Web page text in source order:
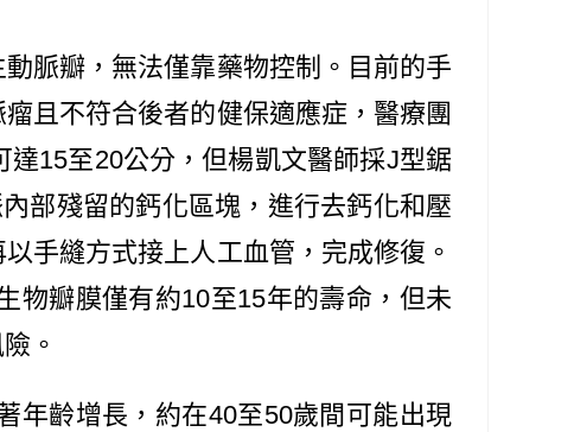
脈瓣，無法僅靠藥物控制。目前的手
且不符合後者的健保適應症，醫療團
15至20公分，但楊凱文醫師採J型鋸
部殘留的鈣化區塊，進行去鈣化和壓
手縫方式接上人工血管，完成修復。
物瓣膜僅有約10至15年的壽命，但未
。
齡增長，約在40至50歲間可能出現